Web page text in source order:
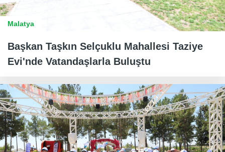
Malatya
Başkan Taşkın Selçuklu Mahallesi Taziye
Evi'nde Vatandaşlarla Buluştu